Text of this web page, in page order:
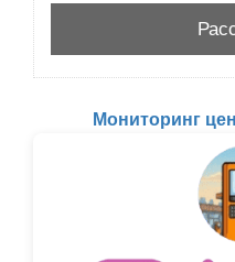
Мониторинг